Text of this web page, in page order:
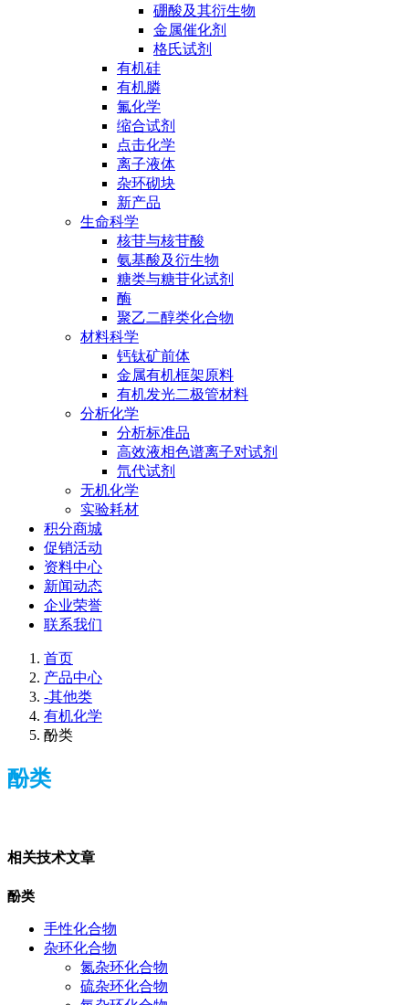
硼酸及其衍生物
金属催化剂
格氏试剂
有机硅
有机膦
氟化学
缩合试剂
点击化学
离子液体
杂环砌块
新产品
生命科学
核苷与核苷酸
氨基酸及衍生物
糖类与糖苷化试剂
酶
聚乙二醇类化合物
材料科学
钙钛矿前体
金属有机框架原料
有机发光二极管材料
分析化学
分析标准品
高效液相色谱离子对试剂
氘代试剂
无机化学
实验耗材
积分商城
促销活动
资料中心
新闻动态
企业荣誉
联系我们
首页
产品中心
-其他类
有机化学
酚类
酚类
相关技术文章
酚类
手性化合物
杂环化合物
氮杂环化合物
硫杂环化合物